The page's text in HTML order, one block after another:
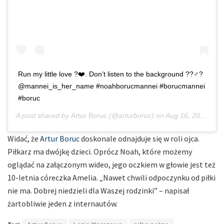
Run my little love ?❤️. Don’t listen to the background ??‍♂️?
@mannei_is_her_name #noahborucmannei #borucmannei
#boruc
A post shared by Artur Boruc (@arturboruc) on Aug 16, 2020 at 4:33am PDT
Widać, że Artur Borucdoskonale odnajduje się w roli ojca.
Piłkarz ma dwójkę dzieci. Oprócz Noah, które możemy
oglądać na załączonym wideo, jego oczkiem w głowie jest też
10-letnia córeczka Amelia. „Nawet chwili odpoczynku od piłki
nie ma. Dobrej niedzieli dla Waszej rodzinki” – napisał
żartobliwie jeden z internautów.